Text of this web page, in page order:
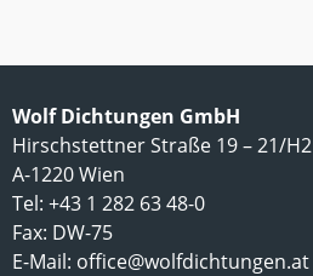
Wolf Dichtungen GmbH
Hirschstettner Straße 19 – 21/H2
A-1220 Wien
Tel: +43 1 282 63 48-0
Fax: DW-75
E-Mail: office@wolfdichtungen.at